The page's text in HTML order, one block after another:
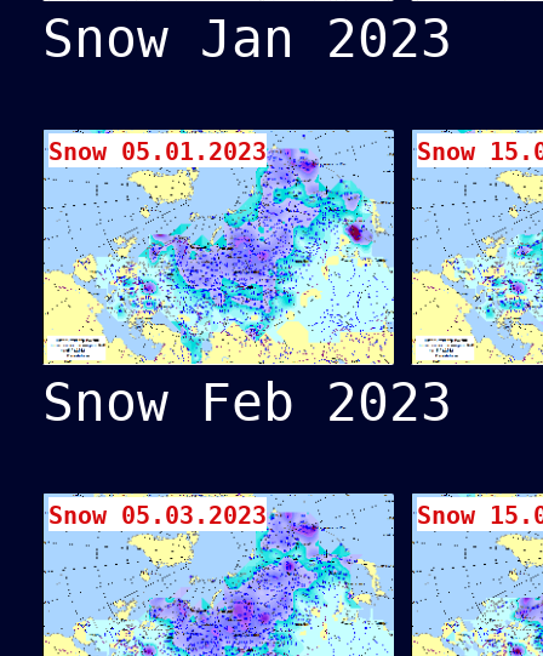
Snow Jan 2023
Snow 05.01.2023 Snow
Snow Feb 2023
Snow 05.03.2023 Snow